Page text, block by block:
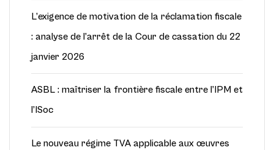
L’exigence de motivation de la réclamation fiscale
: analyse de l’arrêt de la Cour de cassation du 22
janvier 2026
ASBL : maîtriser la frontière fiscale entre l’IPM et
l’ISoc
Le nouveau régime TVA applicable aux œuvres